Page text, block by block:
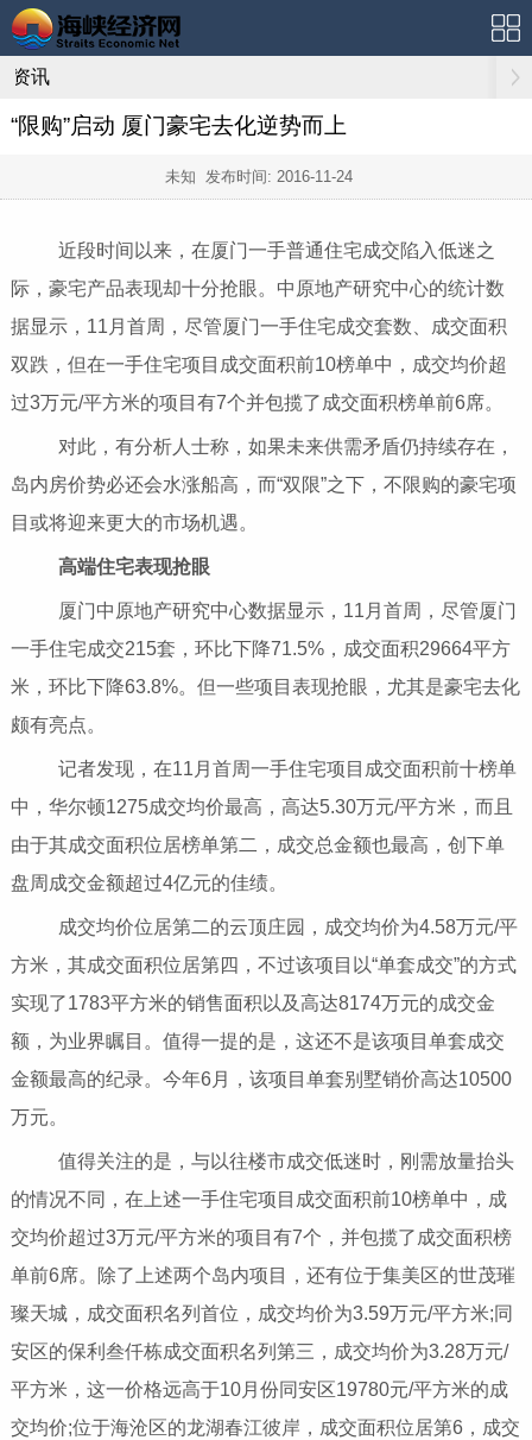
资讯
“限购”启动 厦门豪宅去化逆势而上
未知 发布时间: 2016-11-24
近段时间以来，在厦门一手普通住宅成交陷入低迷之
际，豪宅产品表现却十分抢眼。中原地产研究中心的统计数
据显示，11月首周，尽管厦门一手住宅成交套数、成交面积
双跌，但在一手住宅项目成交面积前10榜单中，成交均价超
过3万元/平方米的项目有7个并包揽了成交面积榜单前6席。
对此，有分析人士称，如果未来供需矛盾仍持续存在，
岛内房价势必还会水涨船高，而“双限”之下，不限购的豪宅项
目或将迎来更大的市场机遇。
高端住宅表现抢眼
厦门中原地产研究中心数据显示，11月首周，尽管厦门
一手住宅成交215套，环比下降71.5%，成交面积29664平方
米，环比下降63.8%。但一些项目表现抢眼，尤其是豪宅去化
颇有亮点。
记者发现，在11月首周一手住宅项目成交面积前十榜单
中，华尔顿1275成交均价最高，高达5.30万元/平方米，而且
由于其成交面积位居榜单第二，成交总金额也最高，创下单
盘周成交金额超过4亿元的佳绩。
成交均价位居第二的云顶庄园，成交均价为4.58万元/平
方米，其成交面积位居第四，不过该项目以“单套成交”的方式
实现了1783平方米的销售面积以及高达8174万元的成交金
额，为业界瞩目。值得一提的是，这还不是该项目单套成交
金额最高的纪录。今年6月，该项目单套别墅销价高达10500
万元。
值得关注的是，与以往楼市成交低迷时，刚需放量抬头
的情况不同，在上述一手住宅项目成交面积前10榜单中，成
交均价超过3万元/平方米的项目有7个，并包揽了成交面积榜
单前6席。除了上述两个岛内项目，还有位于集美区的世茂璀
璨天城，成交面积名列首位，成交均价为3.59万元/平方米;同
安区的保利叁仟栋成交面积名列第三，成交均价为3.28万元/
平方米，这一价格远高于10月份同安区19780元/平方米的成
交均价;位于海沧区的龙湖春江彼岸，成交面积位居第6，成交